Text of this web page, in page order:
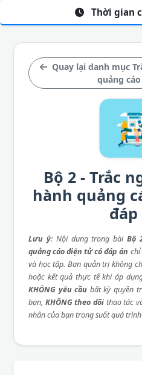
Quay lại danh mục
quảng
Bộ 2 - Trắc
hành quảng
đáp
Lưu ý: Nội dung trong bàiBộ
quảng cáo điện tử có đáp án chỉ
và học tập. Ban quản trị không
hoặc kết quả thực tế khi áp
KHÔNG yêu cầu bất kỳ quyền
bạn, KHÔNG theo dõi thao tác
nhân của bạn trong suốt quá
Thời gian